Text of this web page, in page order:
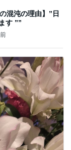
混沌の理由】”⽇
す ””